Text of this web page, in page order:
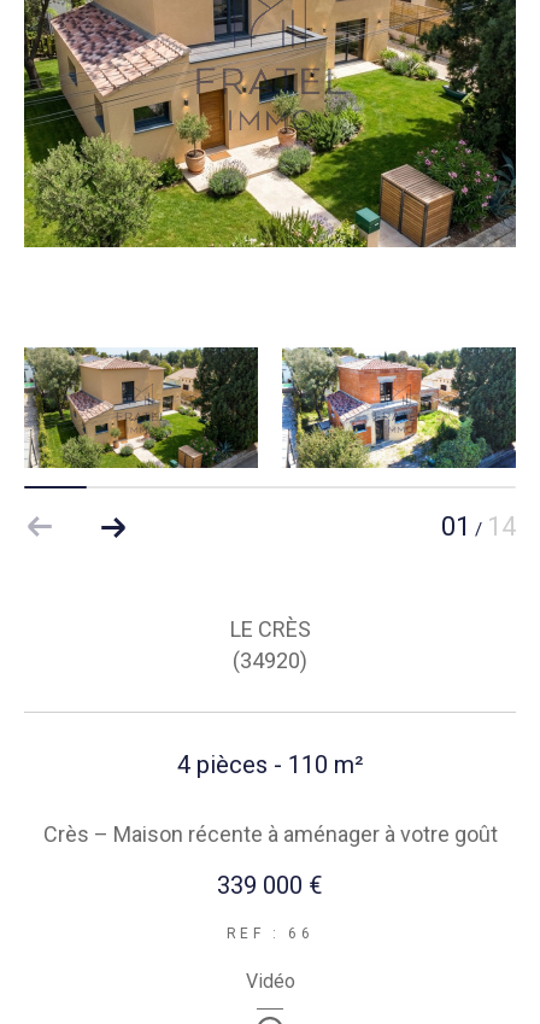
01 / 14
LE CRÈS
(34920)
4 pièces - 110 m²
Crès – Maison récente à aménager à votre goût
339 000 €
REF : 66
Vidéo